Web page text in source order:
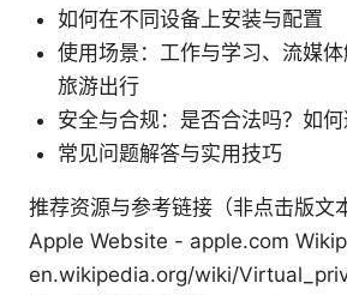
如何在不同设备上安装与配置
使用场景：工作与学习、流媒体
旅游出行
安全与合规：是否合法吗？如何
常见问题解答与实用技巧
推荐资源与参考链接（非点击版文
Apple Website - apple.com
en.wikipedia.org/wiki/